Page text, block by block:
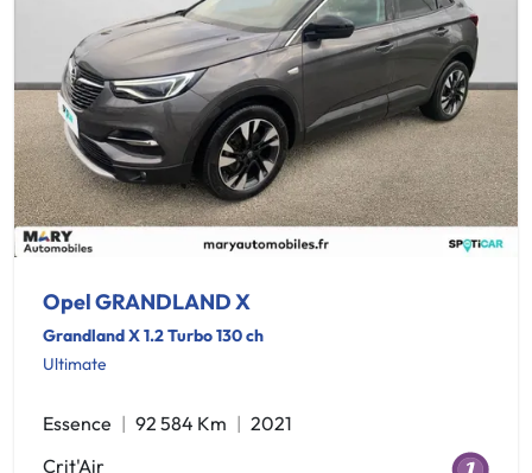
Opel GRANDLAND X
Grandland X 1.2 Turbo 130 ch
Ultimate
Essence 92 584 Km
2021
Crit'Air